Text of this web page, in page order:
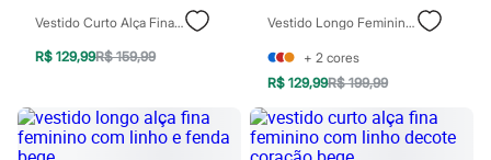
Bolsas e Mochilas
Chapéus e Bonés
Cintos
Óculos
Relógios
Calçados
Vestido Curto Alça Fina Feminino Com Viscose E Renda Off White
R$ 129,99R$ 159,99
Vestido Longo Feminino De Laise Com Amarração Floral Lilás
+ 2 cores
R$ 129,99R$ 199,99